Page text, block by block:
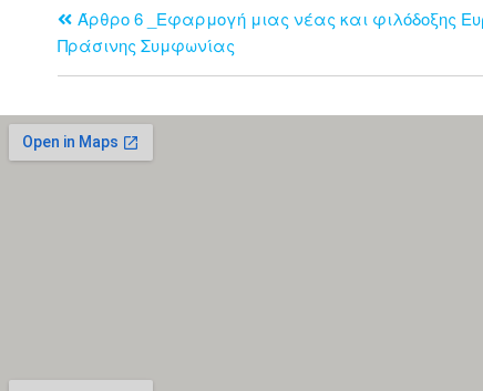
Άρθρο 6 _Εφαρμογή μιας νέας και φιλόδοξης
Πράσινης Συμφωνίας